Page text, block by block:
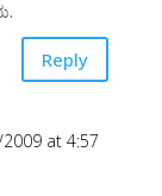
Reply
at 4:57